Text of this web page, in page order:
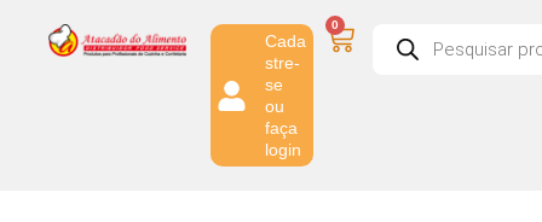
Cada
stre-
se
ou
faça
login
0